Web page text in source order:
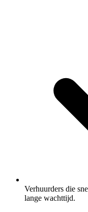
Verhuurders die
lange wachttijd.